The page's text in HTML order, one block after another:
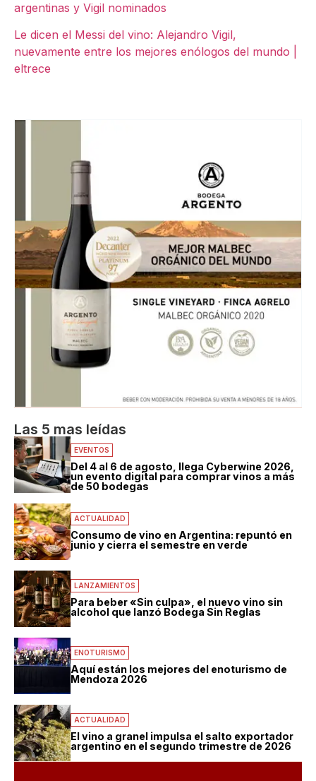
argentinas y Vigil nominados
Le dicen el Messi del vino: Alejandro Vigil,
nuevamente entre los mejores enólogos del mundo |
eltrece
Las 5 mas leídas
EVENTOS
Del 4 al 6 de agosto, llega Cyberwine 2026,
un evento digital para comprar vinos a más
de 50 bodegas
ACTUALIDAD
Consumo de vino en Argentina: repuntó en
junio y cierra el semestre en verde
LANZAMIENTOS
Para beber «Sin culpa», el nuevo vino sin
alcohol que lanzó Bodega Sin Reglas
ENOTURISMO
Aquí están los mejores del enoturismo de
Mendoza 2026
ACTUALIDAD
El vino a granel impulsa el salto exportador
argentino en el segundo trimestre de 2026